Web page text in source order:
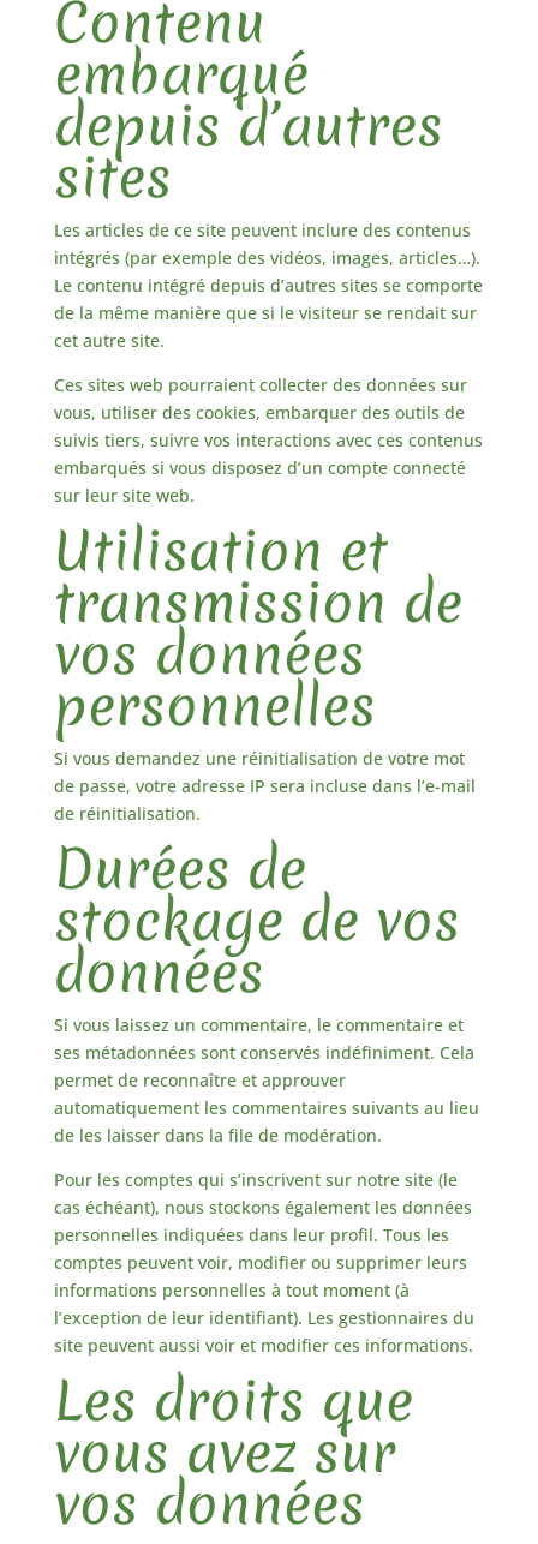
Contenu
embarqué
depuis d’autres
sites
Les articles de ce site peuvent inclure des contenus
intégrés (par exemple des vidéos, images, articles…).
Le contenu intégré depuis d’autres sites se comporte
de la même manière que si le visiteur se rendait sur
cet autre site.
Ces sites web pourraient collecter des données sur
vous, utiliser des cookies, embarquer des outils de
suivis tiers, suivre vos interactions avec ces contenus
embarqués si vous disposez d’un compte connecté
sur leur site web.
Utilisation et
transmission de
vos données
personnelles
Si vous demandez une réinitialisation de votre mot
de passe, votre adresse IP sera incluse dans l’e-mail
de réinitialisation.
Durées de
stockage de vos
données
Si vous laissez un commentaire, le commentaire et
ses métadonnées sont conservés indéfiniment. Cela
permet de reconnaître et approuver
automatiquement les commentaires suivants au lieu
de les laisser dans la file de modération.
Pour les comptes qui s’inscrivent sur notre site (le
cas échéant), nous stockons également les données
personnelles indiquées dans leur profil. Tous les
comptes peuvent voir, modifier ou supprimer leurs
informations personnelles à tout moment (à
l’exception de leur identifiant). Les gestionnaires du
site peuvent aussi voir et modifier ces informations.
Les droits que
vous avez sur
vos données